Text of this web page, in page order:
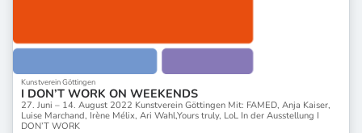
Kunstverein Göttingen
I DON’T WORK ON WEEKENDS
27. Juni – 14. August 2022 Kunstverein Göttingen Mit: FAMED, Anja Kaiser,
Luise Marchand, Irène Mélix, Ari Wahl,Yours truly, LoL In der Ausstellung I
DON’T WORK